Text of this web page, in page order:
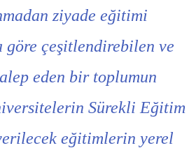
ziyade eğitimi
göre çeşitlendirebilen ve
eden bir toplumun
Sürekli Eğitim
eğitimlerin yerel